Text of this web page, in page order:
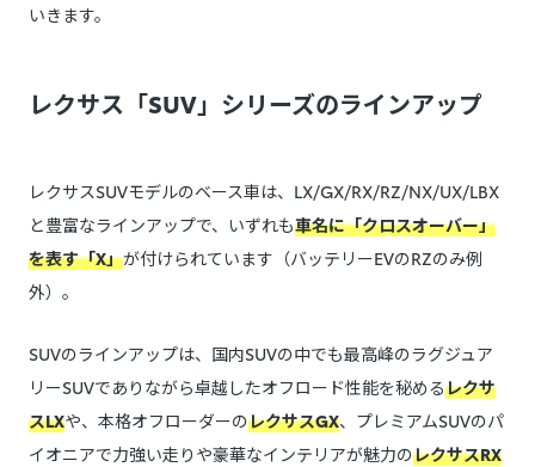
いきます。
レクサス「SUV」シリーズのラインアップ
レクサスSUVモデルのベース車は、LX/GX/RX/RZ/NX/UX/LBX
と豊富なラインアップで、いずれも車名に「クロスオーバー」
を表す「X」が付けられています（バッテリーEVのRZのみ例
外）。
SUVのラインアップは、国内SUVの中でも最高峰のラグジュア
リーSUVでありながら卓越したオフロード性能を秘めるレクサ
スLXや、本格オフローダーのレクサスGX、プレミアムSUVのパ
イオニアで力強い走りや豪華なインテリアが魅力のレクサスRX